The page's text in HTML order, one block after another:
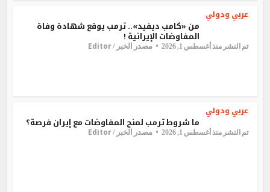
عربي ودولي
من «كامب ديفيد».. ترمب يوقع شهادة وفاة
المفاوضات الإيرانية !
تم النشر منذ أغسطس 1, 2026 مصدر الخبر /Editor
عربي ودولي
ما شروط ترمب لمنح المفاوضات مع إيران فرصة؟
تم النشر منذ أغسطس 1, 2026 مصدر الخبر /Editor